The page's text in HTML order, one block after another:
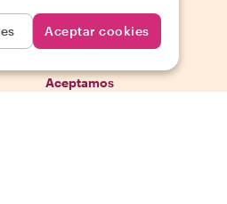
Aceptamos
Aceptar cookies